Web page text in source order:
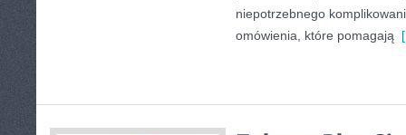
niepotrzebnego
omówienia, które pomagają